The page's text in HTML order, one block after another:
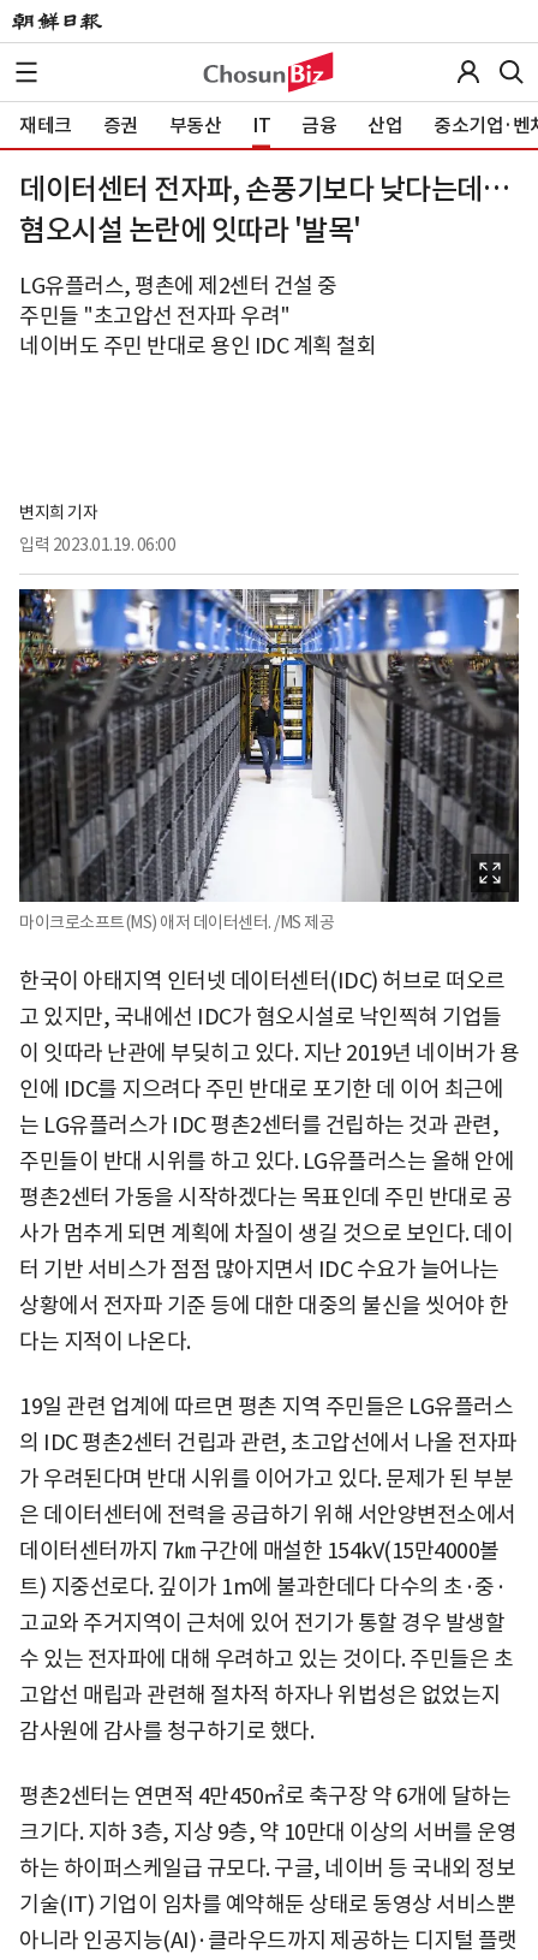
재테크 증권 부동산 IT 금융 산업 중소기업·벤
데이터센터 전자파, 손풍기보다 낮다는데…
혐오시설 논란에 잇따라 '발목'
LG유플러스, 평촌에 제2센터 건설 중
주민들 "초고압선 전자파 우려"
네이버도 주민 반대로 용인 IDC 계획 철회
변지희 기자
입력 2023.01.19. 06:00
마이크로소프트(MS) 애저 데이터센터. /MS 제공
한국이 아태지역 인터넷 데이터센터(IDC) 허브로 떠오르
고 있지만, 국내에선 IDC가 혐오시설로 낙인찍혀 기업들
이 잇따라 난관에 부딪히고 있다. 지난 2019년 네이버가 용
인에 IDC를 지으려다 주민 반대로 포기한 데 이어 최근에
는 LG유플러스가 IDC 평촌2센터를 건립하는 것과 관련,
주민들이 반대 시위를 하고 있다. LG유플러스는 올해 안에
평촌2센터 가동을 시작하겠다는 목표인데 주민 반대로 공
사가 멈추게 되면 계획에 차질이 생길 것으로 보인다. 데이
터 기반 서비스가 점점 많아지면서 IDC 수요가 늘어나는
상황에서 전자파 기준 등에 대한 대중의 불신을 씻어야 한
다는 지적이 나온다.
19일 관련 업계에 따르면 평촌 지역 주민들은 LG유플러스
의 IDC 평촌2센터 건립과 관련, 초고압선에서 나올 전자파
가 우려된다며 반대 시위를 이어가고 있다. 문제가 된 부분
은 데이터센터에 전력을 공급하기 위해 서안양변전소에서
데이터센터까지 7㎞ 구간에 매설한 154kV(15만4000볼
트) 지중선로다. 깊이가 1m에 불과한데다 다수의 초·중·
고교와 주거지역이 근처에 있어 전기가 통할 경우 발생할
수 있는 전자파에 대해 우려하고 있는 것이다. 주민들은 초
고압선 매립과 관련해 절차적 하자나 위법성은 없었는지
감사원에 감사를 청구하기로 했다.
평촌2센터는 연면적 4만450㎡로 축구장 약 6개에 달하는
크기다. 지하 3층, 지상 9층, 약 10만대 이상의 서버를 운영
하는 하이퍼스케일급 규모다. 구글, 네이버 등 국내외 정보
기술(IT) 기업이 임차를 예약해둔 상태로 동영상 서비스뿐
아니라 인공지능(AI)·클라우드까지 제공하는 디지털 플랫